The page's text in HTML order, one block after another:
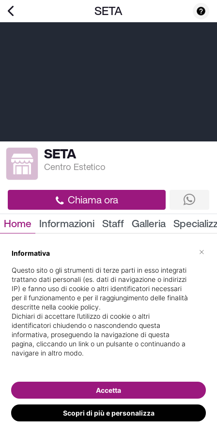
SETA
SETA
Centro Estetico
Chiama ora
Home Informazioni Staff Galleria
Informazioni
via cupra 50 Indicazioni stradali
Informativa
Questo sito o gli strumenti di terze parti in esso integrati
trattano dati personali (es. dati di navigazione o indirizzi
IP) e fanno uso di cookie o altri identificatori necessari
per il funzionamento e per il raggiungimento delle finalità
descritte nella cookie policy.
Dichiari di accettare l’utilizzo di cookie o altri
identificatori chiudendo o nascondendo questa
informativa, proseguendo la navigazione di questa
pagina, cliccando un link o un pulsante o continuando a
navigare in altro modo.
Scopri di più e personalizza
Accetta
×